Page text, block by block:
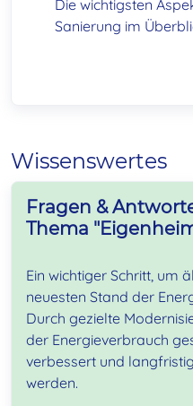
Die wichtigsten
Sanierung im
Wissenswertes
Fragen &
Thema
Ein wichtiger Schritt, um
neuesten Stand der
Durch gezielte
der Energieverbrauch
verbessert und
werden.